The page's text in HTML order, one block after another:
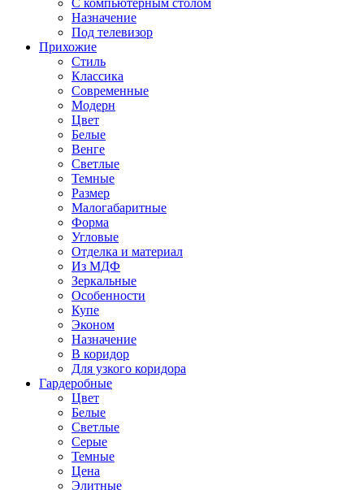
С компьютерным столом
Назначение
Под телевизор
Прихожие
Стиль
Классика
Современные
Модерн
Цвет
Белые
Венге
Светлые
Темные
Размер
Малогабаритные
Форма
Угловые
Отделка и материал
Из МДФ
Зеркальные
Особенности
Купе
Эконом
Назначение
В коридор
Для узкого коридора
Гардеробные
Цвет
Белые
Светлые
Серые
Темные
Цена
Элитные